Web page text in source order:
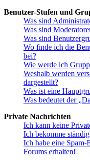
Benutzer-Stufen und
Was sind
Was sind
Was sind
Wo finde ich die
bei?
Wie werde ich
Weshalb werden
dargestellt?
Was ist eine
Was bedeutet der
Private Nachrichten
Ich kann keine
Ich bekomme
Ich habe eine
Forums erhalten!